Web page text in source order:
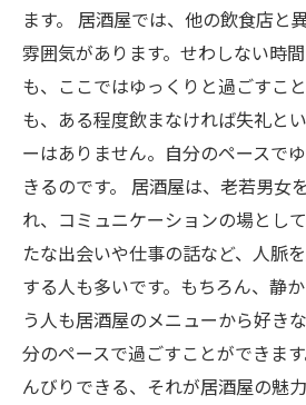
ます。 居酒屋では、他の飲食店と
雰囲気があります。せわしない時
も、ここではゆっくりと過ごすこ
も、ある程度飲まなければ失礼と
ーはありません。自分のペースで
きるのです。 居酒屋は、老若男女
れ、コミュニケーションの場とし
たな出会いや仕事の話など、人脈
する人も多いです。もちろん、静
う人も居酒屋のメニューから好き
分のペースで過ごすことができま
んびりできる、それが居酒屋の魅